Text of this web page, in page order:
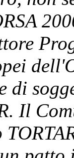
di
Il